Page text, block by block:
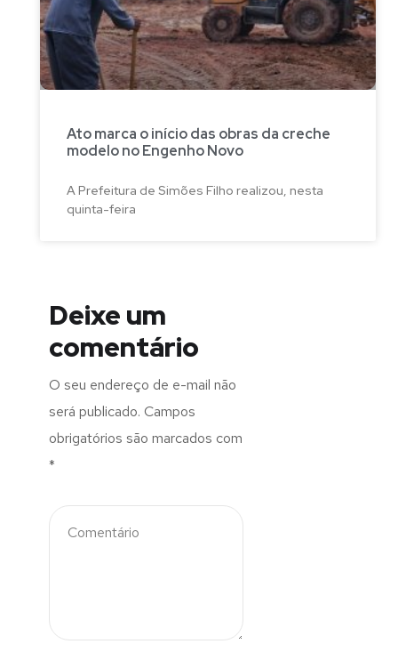
Ato marca o início das obras da creche
modelo no Engenho Novo
A Prefeitura de Simões Filho realizou, nesta
quinta-feira
Deixe um
comentário
O seu endereço de e-mail não
será publicado. Campos
obrigatórios são marcados com
*